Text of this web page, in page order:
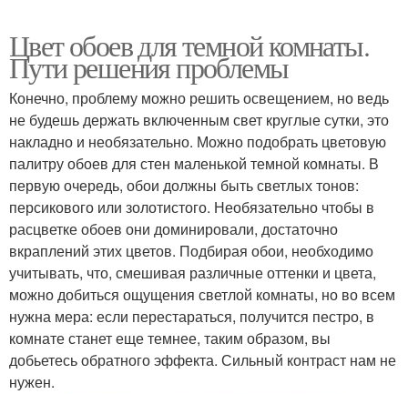
Цвет обоев для темной комнаты.
Пути решения проблемы
Конечно, проблему можно решить освещением, но ведь
не будешь держать включенным свет круглые сутки, это
накладно и необязательно. Можно подобрать цветовую
палитру обоев для стен маленькой темной комнаты. В
первую очередь, обои должны быть светлых тонов:
персикового или золотистого. Необязательно чтобы в
расцветке обоев они доминировали, достаточно
вкраплений этих цветов. Подбирая обои, необходимо
учитывать, что, смешивая различные оттенки и цвета,
можно добиться ощущения светлой комнаты, но во всем
нужна мера: если перестараться, получится пестро, в
комнате станет еще темнее, таким образом, вы
добьетесь обратного эффекта. Сильный контраст нам не
нужен.